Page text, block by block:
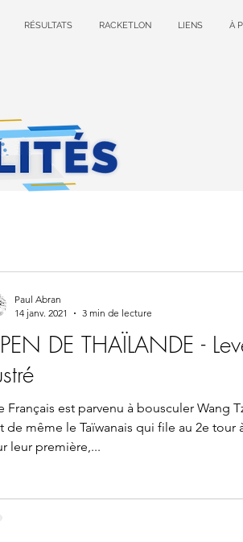
RÉSULTATS RACKETLON LIENS À
DE THAÏLANDE -
Français est parvenu à bousculer Wang
de même le Taïwanais qui file au 2e tour
leur première,...
Paul Abran
14 janv. 2021
3 min de lecture